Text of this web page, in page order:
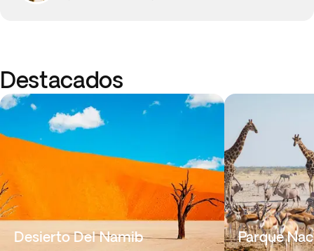
Destacados
Desierto Del Namib Parque